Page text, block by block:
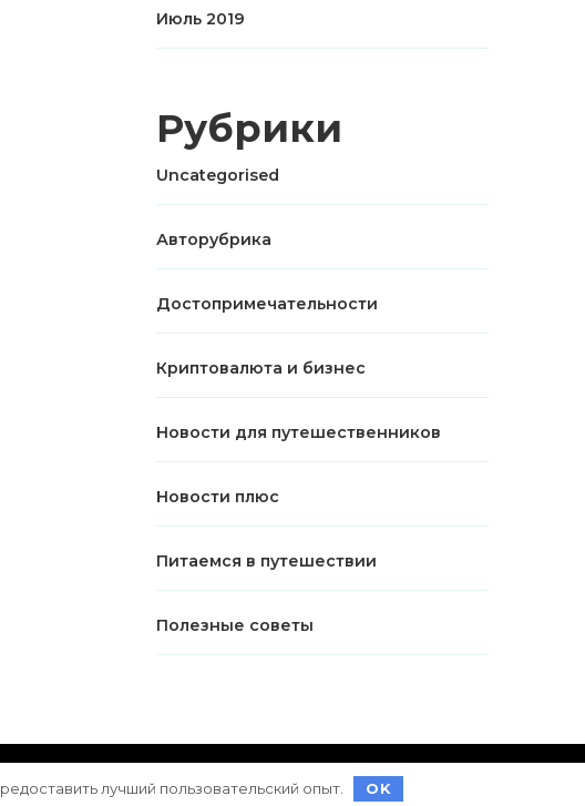
Июль 2019
Рубрики
Uncategorised
Авторубрика
Достопримечательности
Криптовалюта и бизнес
Новости для путешественников
Новости плюс
Питаемся в путешествии
Полезные советы
WordPress
лучший пользовательский опыт. OK